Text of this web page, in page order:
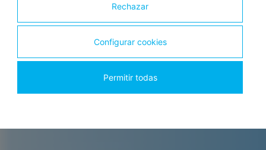
Rechazar
Configurar cookies
Permitir todas